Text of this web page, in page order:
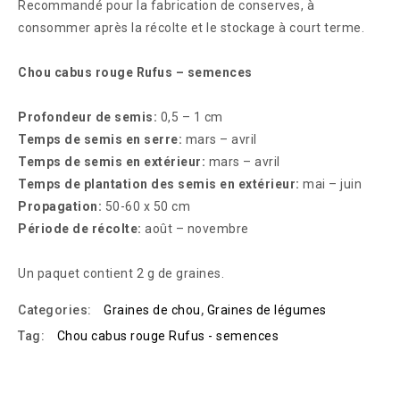
Recommandé pour la fabrication de conserves, à
consommer après la récolte et le stockage à court terme.
Chou cabus rouge Rufus – semences
Profondeur de semis: 0,5 – 1 cm
Temps de semis en serre: mars – avril
Temps de semis en extérieur: mars – avril
Temps de plantation des semis en extérieur: mai – juin
Propagation: 50-60 x 50 cm
Période de récolte: août – novembre
Un paquet contient 2 g de graines.
Categories: Graines de chou, Graines de légumes
Tag:
Chou cabus rouge Rufus - semences